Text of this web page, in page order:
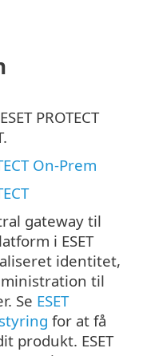
PROTECT
On-Prem
gateway til
i ESET
identitet,
til
Se ESET
for at få
produkt. ESET